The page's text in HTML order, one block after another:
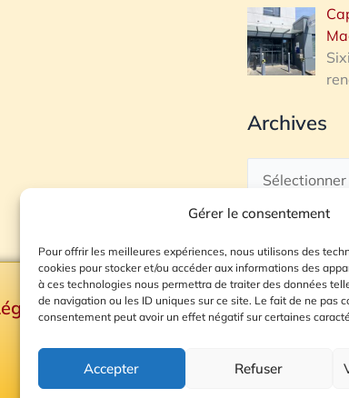
Gérer le consentement
Pour offrir les meilleures expériences, nous utilisons des
cookies pour stocker et/ou accéder aux informations des
à ces technologies nous permettra de traiter des données
de navigation ou les ID uniques sur ce site. Le fait de ne pas
consentement peut avoir un effet négatif sur certaines
Accepter Refuser
Archives
Plan du site